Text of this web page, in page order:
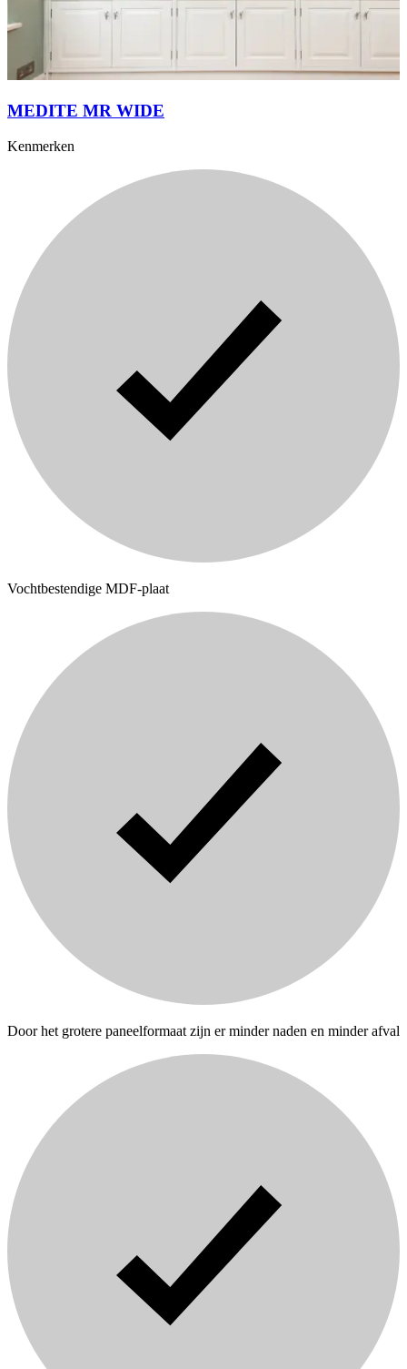
MEDITE MR WIDE
Kenmerken
Vochtbestendige MDF-plaat
Door het grotere paneelformaat zijn er minder naden en minder afval